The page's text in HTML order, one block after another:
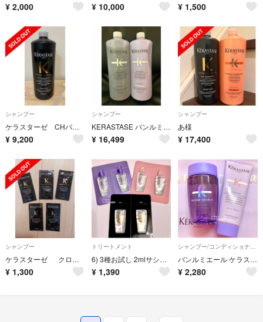
¥ 2,000 ¥ 10,000 ¥ 1,500
シャンプー
ケラスターゼ CHバンクロノロジスト1000ml新品 日本正規品
¥ 9,200
シャンプー
KERASTASE バンルミエール&ソワンドフォルス
¥ 16,499
シャンプー
あ様
¥ 17,400
シャンプー
ケラスターゼ クロノロジスト シャンプー 試供品
¥ 1,300
トリートメント
6) 3種お試し 2mlサシェ ユイルクロノロジスト N ケラスターゼ ユイルドパルファン ユイル シカ グロス エクストリーム
¥ 1,390
シャンプー/コンディショナーセット
バンルミエール ケラスターゼ ブリーチケア ブロンドアブソリュ 紫 シャンプー
¥ 2,280